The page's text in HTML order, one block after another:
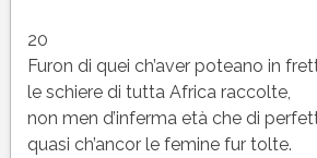
20
Furon di quei ch’aver poteano in
le schiere di tutta Africa raccolte,
non men d’inferma età che di
quasi ch’ancor le femine fur tolte.